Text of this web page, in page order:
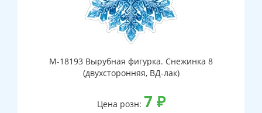
М-18193 Вырубная фигурка. Снежинка 8
(двухсторонняя, ВД-лак)
Цена розн: 7 ₽